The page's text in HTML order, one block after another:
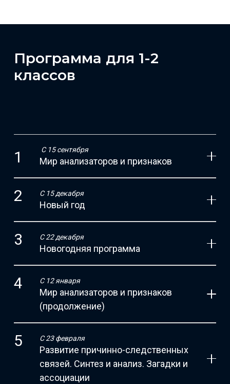
Программа для 1-2
классов
С 15 сентября
Мир анализаторов и признаков
С 15 декабря
Новый год
С 22 декабря
Новогодняя программа
С 12 января
Мир анализаторов и признаков
(продолжение)
С 23 февраля
Развитие причинно-следственных
связей. Синтез и анализ. Загадки и
ассоциации